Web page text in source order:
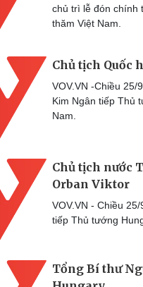
chủ trì lễ đón chính
thăm Việt Nam.
Chủ tịch Quốc
VOV.VN -Chiều 25/
Kim Ngân tiếp Thủ
Nam.
Chủ tịch nước
Orban Viktor
VOV.VN - Chiều
tiếp Thủ tướng
Tổng Bí thư